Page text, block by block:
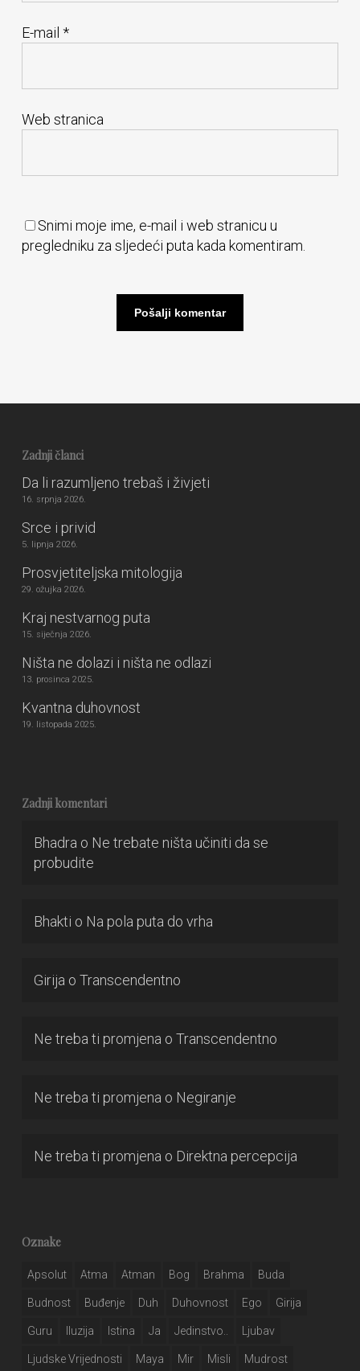
E-mail *
Web stranica
Snimi moje ime, e-mail i web stranicu u
pregledniku za sljedeći puta kada komentiram.
Zadnji članci
Da li razumljeno trebaš i živjeti
16. srpnja 2026.
Srce i privid
5. lipnja 2026.
Prosvjetiteljska mitologija
29. ožujka 2026.
Kraj nestvarnog puta
15. siječnja 2026.
Ništa ne dolazi i ništa ne odlazi
13. prosinca 2025.
Kvantna duhovnost
19. listopada 2025.
Zadnji komentari
Bhadra o Ne trebate ništa učiniti da se
probudite
Bhakti o Na pola puta do vrha
Girija o Transcendentno
Ne treba ti promjena o Transcendentno
Ne treba ti promjena o Negiranje
Ne treba ti promjena o Direktna percepcija
Oznake
Apsolut Atma Atman Bog Brahma Buda
Budnost Buđenje Duh Duhovnost Ego Girija
Guru Iluzija Istina Ja Jedinstvo.. Ljubav
Ljudske Vrijednosti Maya Mir Misli Mudrost